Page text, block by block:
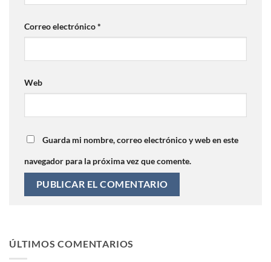
Correo electrónico*
Web
Guarda mi nombre, correo electrónico y web en este
navegador para la próxima vez que comente.
ÚLTIMOS COMENTARIOS